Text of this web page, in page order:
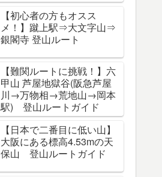
【初心者の方もオスス
メ！】蹴上駅⇒大文字山⇒
銀閣寺 登山ルート
【難関ルートに挑戦！】六
甲山 芦屋地獄谷(阪急芦屋
川→万物相→荒地山→岡本
駅) 登山ルートガイド
【日本で二番目に低い山】
大阪にある標高4.53mの天
保山 登山ルートガイド